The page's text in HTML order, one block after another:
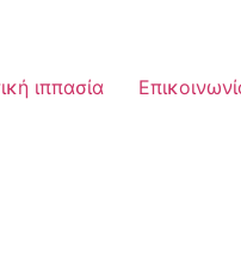
ιππασία